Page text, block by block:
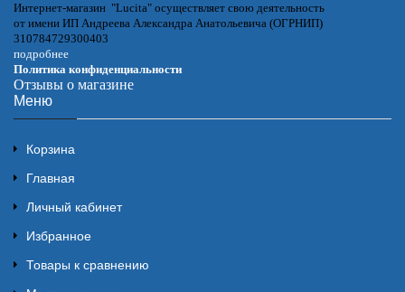
Интернет-магазин "Lucita" осуществляет свою деятельность
от имени ИП Андреева Александра Анатольевича (ОГРНИП)
310784729300403
подробнее
Политика конфиденциальности
Отзывы о магазине
Меню
Корзина
Главная
Личный кабинет
Избранное
Товары к сравнению